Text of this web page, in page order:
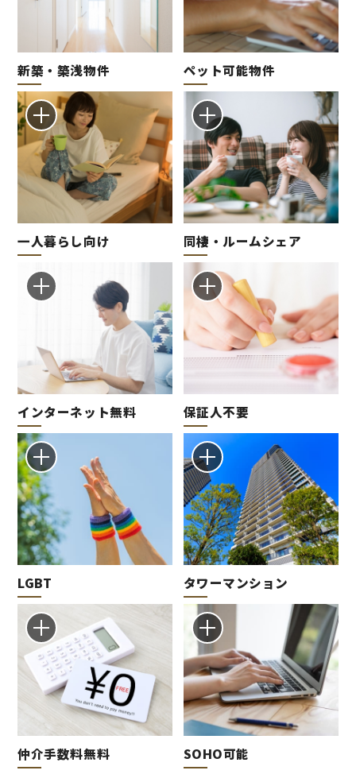
新築・築浅物件 ペット可能物件
一人暮らし向け 同棲・ルームシェア
インターネット無料 保証人不要
LGBT タワーマンション
仲介手数料無料 SOHO可能